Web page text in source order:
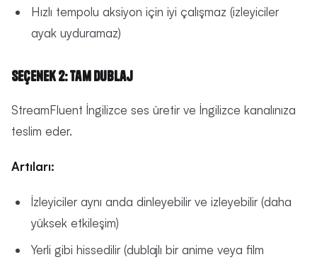
Hızlı tempolu aksiyon için iyi çalışmaz (izleyiciler
ayak uyduramaz)
Seçenek 2: Tam Dublaj
StreamFluent İngilizce ses üretir ve İngilizce kanalınıza
teslim eder.
Artıları:
İzleyiciler aynı anda dinleyebilir ve izleyebilir (daha
yüksek etkileşim)
Yerli gibi hissedilir (dublajlı bir anime veya film